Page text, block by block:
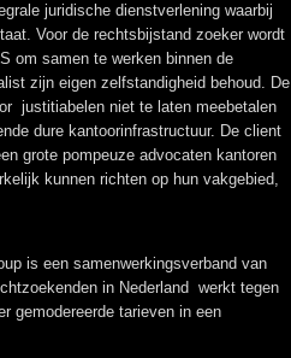
juridische dienstverlening waarbij
Voor de rechtsbijstand zoeker wordt
om samen te werken binnen de
zijn eigen zelfstandigheid behoud. De
justitiabelen niet te laten meebetalen
dure kantoorinfrastructuur. De client
grote pompeuze advocaten kantoren
kunnen richten op hun vakgebied,
is een samenwerkingsverband van
in Nederland werkt tegen
gemodereerde tarieven in een